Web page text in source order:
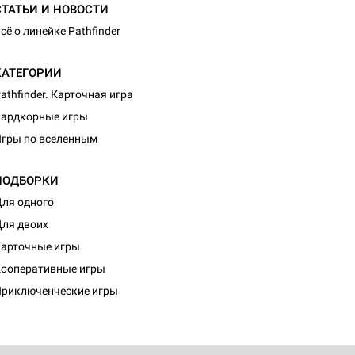
И НОВОСТИ
о линейке Pathfinder
Карточная игра
игры
по вселенным
одного
двоих
игры
игры
игры
Монстры